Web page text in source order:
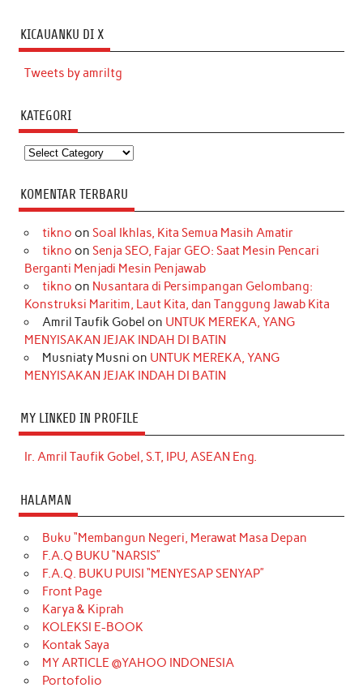
KICAUANKU DI X
Tweets by amriltg
KATEGORI
Kategori
KOMENTAR TERBARU
tikno on Soal Ikhlas, Kita Semua Masih Amatir
tikno on Senja SEO, Fajar GEO: Saat Mesin Pencari
Berganti Menjadi Mesin Penjawab
tikno on Nusantara di Persimpangan Gelombang:
Konstruksi Maritim, Laut Kita, dan Tanggung Jawab Kita
Amril Taufik Gobel on UNTUK MEREKA, YANG
MENYISAKAN JEJAK INDAH DI BATIN
Musniaty Musni on UNTUK MEREKA, YANG
MENYISAKAN JEJAK INDAH DI BATIN
MY LINKED IN PROFILE
Ir. Amril Taufik Gobel, S.T, IPU, ASEAN Eng.
HALAMAN
Buku “Membangun Negeri, Merawat Masa Depan
F.A.Q BUKU “NARSIS”
F.A.Q. BUKU PUISI “MENYESAP SENYAP”
Front Page
Karya & Kiprah
KOLEKSI E-BOOK
Kontak Saya
MY ARTICLE @YAHOO INDONESIA
Portofolio